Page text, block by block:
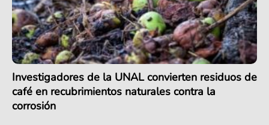
Investigadores de la UNAL convierten residuos de
café en recubrimientos naturales contra la
corrosión